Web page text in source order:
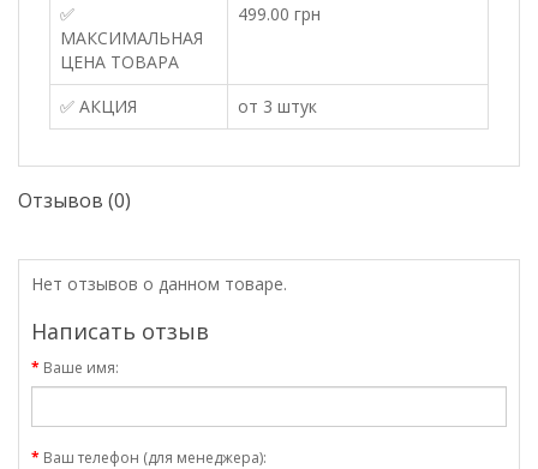
✅
МАКСИМАЛЬНАЯ
ЦЕНА ТОВАРА
499.00 грн
✅ АКЦИЯ от 3 штук
Отзывов (0)
Нет отзывов о данном товаре.
Написать отзыв
Ваше имя:
Ваш телефон (для менеджера):